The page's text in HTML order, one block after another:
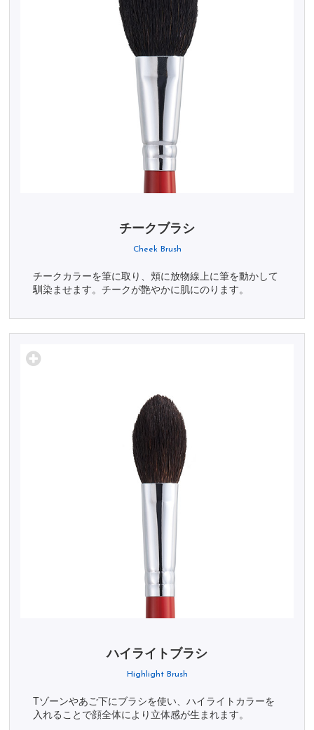
チークブラシ
Cheek Brush
チークカラーを筆に取り、頬に放物線上に筆を動かして
馴染ませます。チークが艶やかに肌にのります。
ハイライトブラシ
Highlight Brush
Tゾーンやあご下にブラシを使い、ハイライトカラーを
入れることで顔全体により立体感が生まれます。